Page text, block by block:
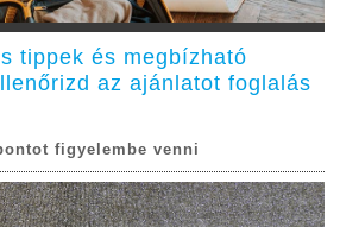
tippek és megbízható
az ajánlatot foglalás
figyelembe venni